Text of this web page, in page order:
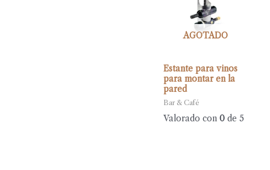
AGOTADO
Estante para vinos
para montar en la
pared
Bar & Café
Valorado con 0de 5